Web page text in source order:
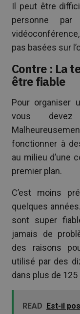
Il peut être
personne
pas basées sur
Contre : La
être fiable
Pour organiser
vous
fonctionner à
au milieu d’une
premier plan.
C’est moins
quelques
sont super
jamais de
des raisons
utilisé par des
dans plus de
READ Est-il